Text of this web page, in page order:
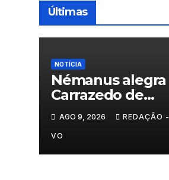
Últimas
NOTÍCIA
Némanus alegra
Carrazedo de
AGO 9, 2026 REDAÇÃO -
VO